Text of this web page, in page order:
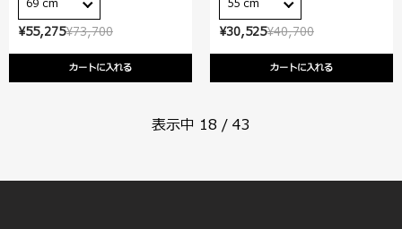
¥73,700
¥55,275
カートに入れる
¥40,700
¥30,525
カートに入れる
表示中 18 / 43